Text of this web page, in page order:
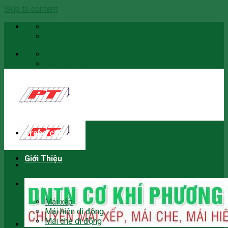
Skip to content
Trang chủ
Giới Thiệu
Sản phẩm
Mái xếp
Mái hiên di động
Mái che di động